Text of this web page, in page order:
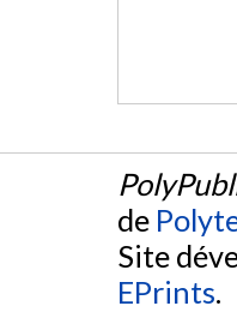
de
Site
EPrints.